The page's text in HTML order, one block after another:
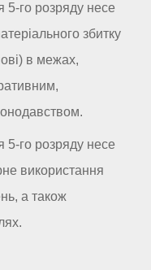
5-го розряду несе
збитку
в межах,
5-го розряду несе
використання
а також